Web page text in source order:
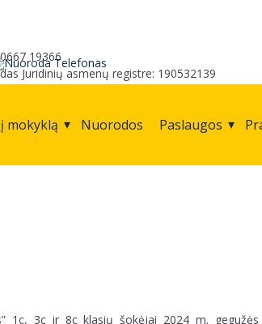
19366
Juridinių asmenų registre: 190532139
mokyklą Nuorodos Paslaugos
1c, 3c ir 8c klasių šokėjai 2024 m.